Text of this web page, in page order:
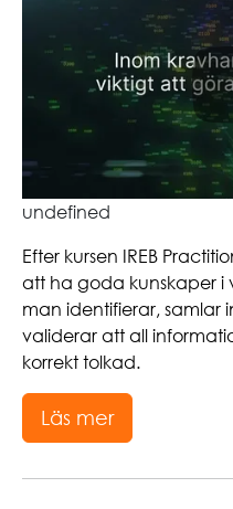
undefined
Efter kursen IREB
att ha goda kunskaper i
man identifierar, samlar
validerar att all
korrekt tolkad.
Läs mer